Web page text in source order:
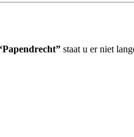
staat u er niet